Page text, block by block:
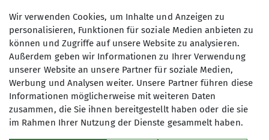
Während der Wintersaison trainieren
wir mit abwechslungsreicher
Skigymnastikdie notwendige Kraft
und Ausdauer, in den
Sommermonaten treffen wir uns zum
joggen und walken.
Mailinglisten
Teilnahmegebühr: 30 €
Maximale Teilnehmeranzahl
8
Wir verwenden Cookies, um Inhalte und Anzeigen zu
personalisieren, Funktionen für soziale Medien anbieten zu
können und Zugriffe auf unsere Website zu analysieren.
Außerdem geben wir Informationen zu Ihrer Verwendung
unserer Website an unsere Partner für soziale Medien,
Werbung und Analysen weiter. Unsere Partner führen diese
Informationen möglicherweise mit weiteren Daten
zusammen, die Sie ihnen bereitgestellt haben oder die sie
im Rahmen Ihrer Nutzung der Dienste gesammelt haben.